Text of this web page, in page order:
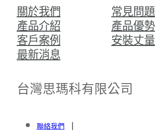
關於我們
產品介紹
客戶案例
最新消息
常見問題
產品優勢
安裝丈量
聯絡我們
台灣思瑪科有限公司